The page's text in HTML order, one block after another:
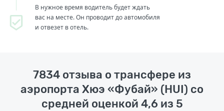
В нужное время водитель будет ждать
вас на месте. Он проводит до автомобиля
и отвезет в отель.
7834 отзыва о трансфере из
аэропорта Хюэ «Фубай» (HUI) со
средней оценкой 4,6 из 5